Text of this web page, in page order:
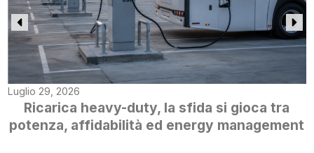
Luglio 29, 2026
Ricarica heavy-duty, la sfida si gioca tra
potenza, affidabilità ed energy management